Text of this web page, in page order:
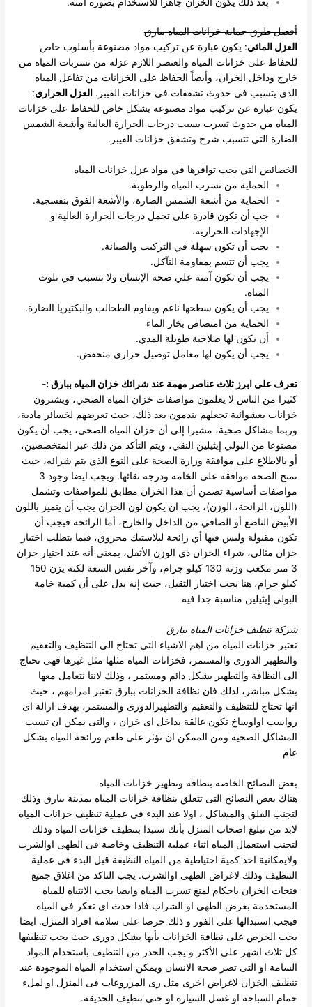
أفضل طرق حماية خزانات المياه ببارق
العزل المائي: يكون عبارة عن تركيب مواد مصنوعة بأسلوب خاص
للحفاظ على خزانات المياه والعنصر اللازم عزله من تسربات المياه من
خارج وداخل الخزان، وأيضاً الحفاظ على الخزانات من تفاعل المياه
الذي يتسبب في حدوث تشققات في خزانات الفيبر. العزل الحراري:
يكون عبارة عن تركيب مواد مصنوعة بشكل خاص للحفاظ على خزانات
المياه من حدوث تسرب بسبب درجات الحرارة العالية وأشعة الشمس
الضارة التي تتسبب شرخ وتشقق خزانات الفيبر.
الخصائص التي يجب توافرها في مواد عزل خزانات المياه
الحماية من تسرب المياه والرطوبة.
الحماية من أشعة الشمس الضارة، والأشعة الفوق بنفسجية.
جب أن تكون قادرة على تحمل درجات الحرارة العالية و
الإجهادات الحرارية.
يجب أن تكون سهلة في التركيب والصيانة.
يجب أن تتسم بمقاومة التآكل.
يجب أن تكون آمنة علي صحة الإنسان ولا تتسبب في تلوث
المياه.
يجب أن يكون سطحها ناعم ويقاوم الطحالب والبكتيريا الضارة.
الحماية من امتصاص بخار الماء
أن يكون لها صلاحية طويلة المدي.
يجب أن يكون لها معامل توصيل حراري منخفض.
تعرف على ابرز ثلاث عناصر مهمة عند شرائك خزان المياه ببارق :-
كثيرا من الناس لا يعلمون مواصفات خزان المياه الصحي، ويشترون
خزانات بعشوائية تجعلهم يندمون بعد ذلك، حيث تعرضهم لخسائر مادية،
وربما مشاكل صحية، مشيرا إلى أن خزان المياه الصحي، يجب أن يكون
مصنوعا من البولي إيثيلين النقي، ويتم التأكد من ذلك عبر المتخصصين،
أو بالاطلاع على موافقة وزارة الصحة على النوع الذي يتم شرائه، حيث
تمنح الصحة موافقة على الخامة ودرجة نقائها.
ويجب ايضا وجود 3
مواصفات أساسية تضمن أن هذا الخزان مطابق للمواصفات وتشمل
(اللون، الرائحة، الوزن)، يجب ان يكون لون الخزان يجب أن يتميز باللون
الأبيض الناصع أو الصافي من الداخل والخارج، أما الرائحة فيجب أن
تكون مقبولة وليس فيها أي رائحة لبلاستيك محروق، فيما يتطلب اختيار
خزان مثالي، شراء الخزان ذي الوزن الأثقل، بمعنى أنه عند اختيار خزان
3 متر مكعب وزنه 130 كيلو جرام، وآخر نفس السعة لكنه يزن 150
كيلو جرام، هنا يجب اختيار الثقيل، حيث إنه يدل على أن كمية خامة
البولي إيثيلين مناسبة جدا فيه
شركة تنظيف خزانات المياه ببارق
تعتبر خزانات المياه من اهم الاشياء التى تحتاج الى التنظيف والتعقيم
والتطهير الدورى والمستمر، فخزانات المياه مثلها مثل غيرها فهى تحتاج
الى النظافة والتطهير بشكل دائم ومستمر ، وذلك لاننا نتعامل معها
بشكل مباشر، لذلك فان نظافة الخزانات ببارق تعتبر امرامهم ، حيث
انها تحتاج للتنظيف والتعقيم والتطهيرالدورى والمستمر، بهدف ازالة اى
رواسب اواوساخ تكون عالقة بداخل اى خزان ، والتى يمكن ان تسبب
المشاكل الصحية ومن الممكن ان تؤثر على طعم ورائحة المياه بشكل
عام
بعض النصائح الخاصة بنظافة وتطهير خزانات المياه
هناك بعض النصائح التى تتعلق بنظافة خزانات المياه بمدينة ببارق وذلك
لتجنب القلق والمشاكل ، اولا عند البدء فى عملية تنظيف خزانات المياه
لابد من تبليغ اصحاب المنزل بأنك ستبدا بتنظيف خزانات المياه وذلك
لتجنب استعمال المياه اثناء عملية التنظيف وخاصة فى الطهى اوالشرب
ولايمكانية اخذ كمية احتياطية من المياه النظيفة قبل البدء فى عملية
التنظيف وذلك لاغراض الطهى اوالشرب. يجب التاكد من اغلاق جميع
فتحات الخزان باحكام لمنع تسرب المياه وايضا يجب الانتباه للمياه
المستخدمة بغرض الطهى او الشراب فاذا حدث اى تعكر فى المياه
فيجب استبدالها على الفور و ذلك حرصا على سلامة افراد المنزل. ايضا
يجب الحرص على نظافة الخزانات بأبها بشكل دورى حيث يجب تنظيفها
كل ثلاث اشهر على الأكثر و يجب الحذر من التنظيف باستخدام المواد
السامة او التى تضر صحة الانسان ويمكن استخدام المياه الموجودة عند
تنظيف الخزان لاغراض اخرى مثل رى المزروعات فى المنزل او لملء
حمام السباحة او غسل السيارة او حتى تنظيف الحديقة.